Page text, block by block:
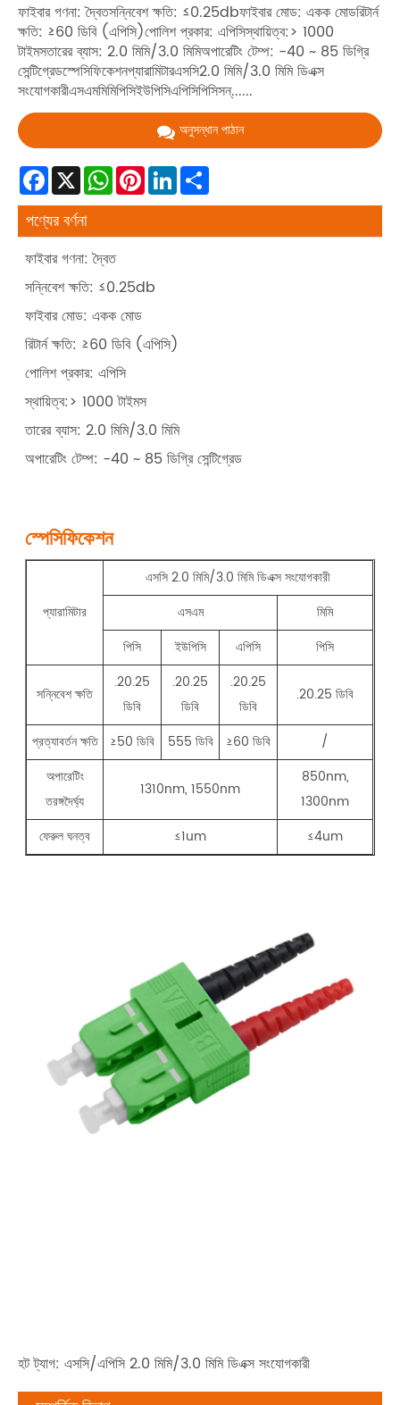
ফাইবার গণনা: দ্বৈতসন্নিবেশ ক্ষতি: ≤0.25dbফাইবার মোড: একক মোডরিটার্ন
ক্ষতি: ≥60 ডিবি (এপিসি)পোলিশ প্রকার: এপিসিস্থায়িত্ব:> 1000
টাইমসতারের ব্যাস: 2.0 মিমি/3.0 মিমিঅপারেটিং টেম্প: -40 ~ 85 ডিগ্রি
সেন্টিগ্রেডস্পেসিফিকেশনপ্যারামিটারএসসি2.0 মিমি/3.0 মিমি ডিএক্স
সংযোগকারীএসএমমিমিপিসিইউপিসিএপিসিপিসিসন্......
অনুসন্ধান পাঠান
Facebook
X WhatsApp
Pinterest
LinkedIn
পণ্যের বর্ণনা
ফাইবার গণনা: দ্বৈত
সন্নিবেশ ক্ষতি: ≤0.25db
ফাইবার মোড: একক মোড
রিটার্ন ক্ষতি: ≥60 ডিবি (এপিসি)
পোলিশ প্রকার: এপিসি
স্থায়িত্ব:> 1000 টাইমস
তারের ব্যাস: 2.0 মিমি/3.0 মিমি
অপারেটিং টেম্প: -40 ~ 85 ডিগ্রি সেন্টিগ্রেড
স্পেসিফিকেশন
প্যারামিটার
এসসি 2.0 মিমি/3.0 মিমি ডিএক্স সংযোগকারী
এসএম
মিমি
পিসি
ইউপিসি এপিসি পিসি
সন্নিবেশ ক্ষতি
.20.25
ডিবি
.20.25
ডিবি
.20.25
ডিবি
.20.25 ডিবি
প্রত্যাবর্তন ক্ষতি ≥50 ডিবি 555 ডিবি ≥60 ডিবি
/
অপারেটিং
তরঙ্গদৈর্ঘ্য
1310nm, 1550nm
850nm,
1300nm
ফেরুল ঘনত্ব
≤1um ≤4um
হট ট্যাগ: এসসি/এপিসি 2.0 মিমি/3.0 মিমি ডিএক্স সংযোগকারী